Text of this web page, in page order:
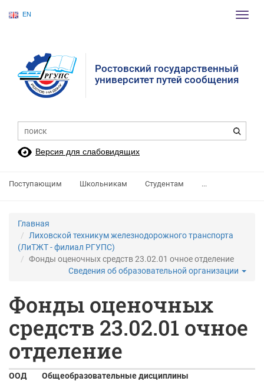
EN
Ростовский государственный
университет путей сообщения
Версия для слабовидящих
Поступающим Школьникам Студентам ...
Главная
Лиховской техникум железнодорожного транспорта
(ЛиТЖТ - филиал РГУПС)
Фонды оценочных средств 23.02.01 очное отделение
Сведения об образовательной организации
Фонды оценочных
средств 23.02.01 очное
отделение
ООД Общеобразовательные дисциплины